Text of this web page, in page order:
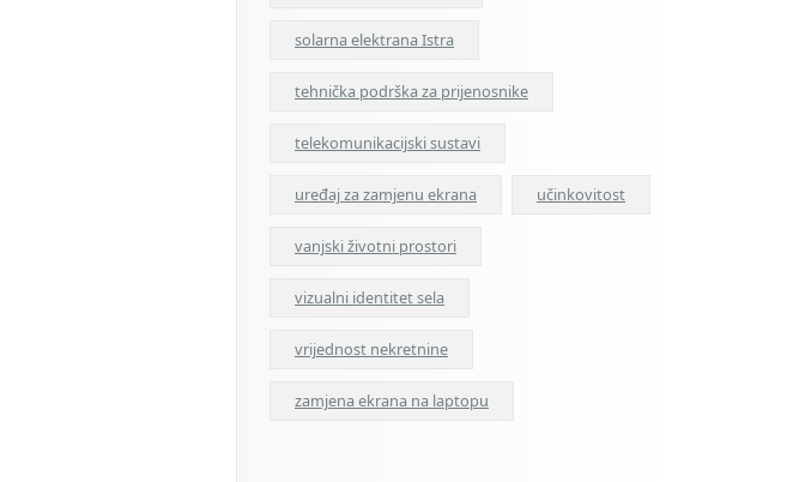
solarna elektrana Istra
tehnička podrška za prijenosnike
telekomunikacijski sustavi
uređaj za zamjenu ekrana učinkovitost
vanjski životni prostori
vizualni identitet sela
vrijednost nekretnine
zamjena ekrana na laptopu